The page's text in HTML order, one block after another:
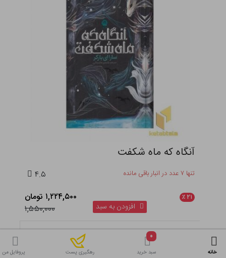
آنگاه که ماه شکفت
تنها ۷ عدد در انبار باقی مانده ۴.۵
۲۱ ٪
۱,۲۲۴,۵۰۰ تومان
۱,۵۵۰,۰۰۰
افزودن به سبد
خانه
۰
سبد خرید رهگیری پست پروفایل من